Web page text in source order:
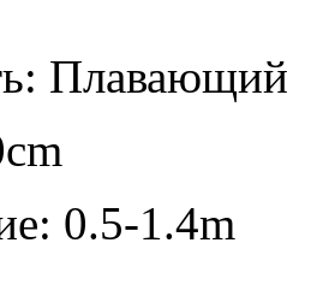
Плавающий
0.5-1.4m